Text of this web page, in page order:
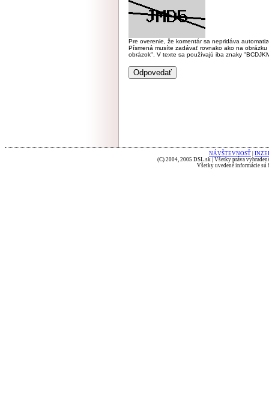
Pre overenie, že komentár sa nepridáva
Písmená musíte zadávať rovnako ako na
obrázok". V texte sa používajú iba znaky
NÁVŠTEVNOSŤ
(C) 2004, 2005 DSL.sk | Všetky práva
Všetky uvedené informácie sú